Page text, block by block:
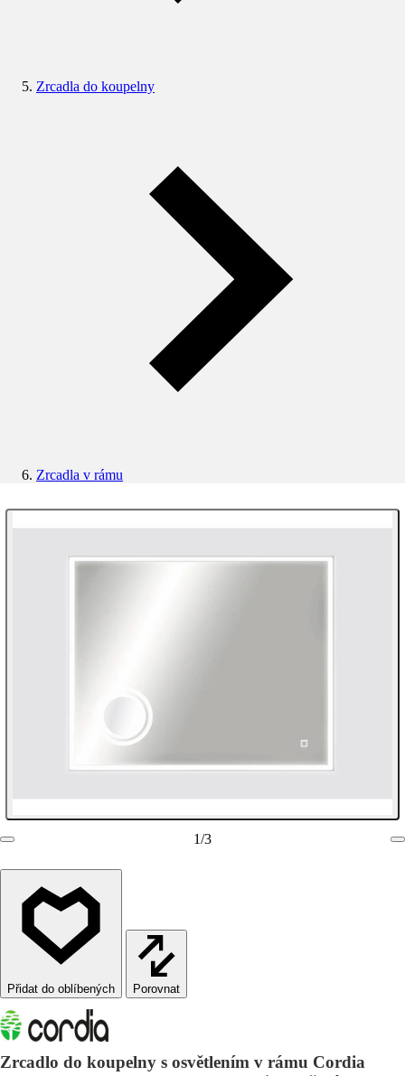
Zrcadla do koupelny
Zrcadla v rámu
1/3
Porovnat
Zrcadlo do koupelny s osvětlením v rámu Cordia